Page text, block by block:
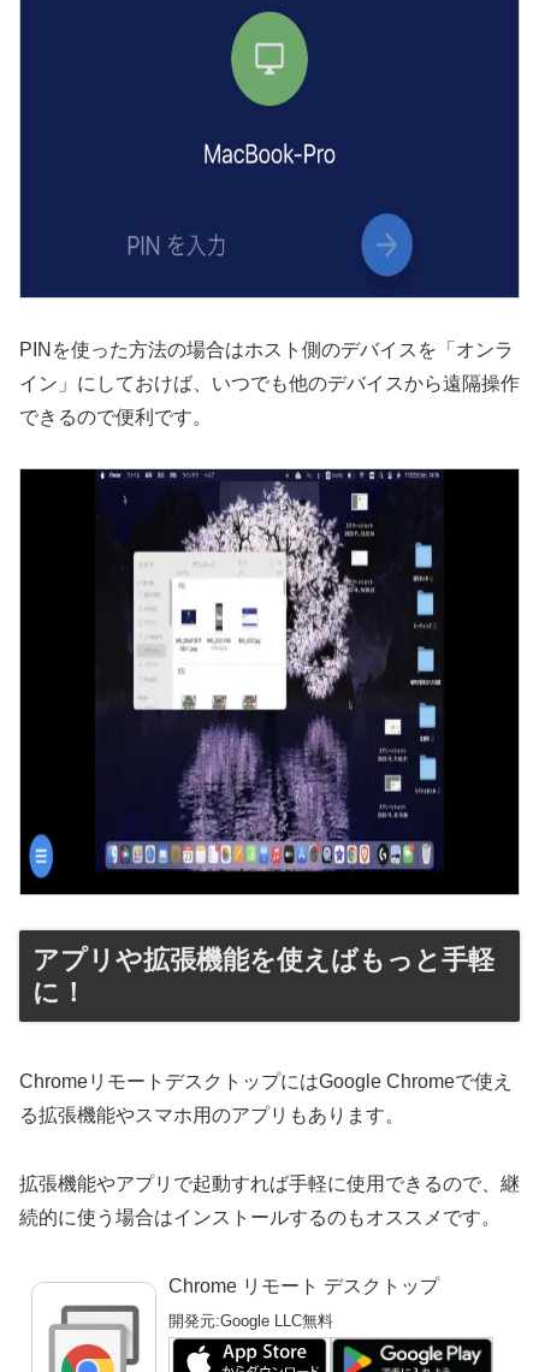
PINを使った方法の場合はホスト側のデバイスを「オンラ
イン」にしておけば、いつでも他のデバイスから遠隔操作
できるので便利です。
アプリや拡張機能を使えばもっと手軽
に！
ChromeリモートデスクトップにはGoogle Chromeで使え
る拡張機能やスマホ用のアプリもあります。
拡張機能やアプリで起動すれば手軽に使用できるので、継
続的に使う場合はインストールするのもオススメです。
Chrome リモート デスクトップ
開発元:Google LLC無料